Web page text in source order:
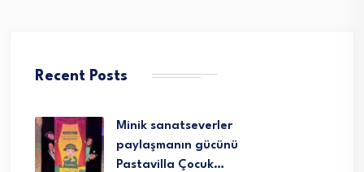
Recent Posts
Minik sanatseverler
paylaşmanın gücünü
Pastavilla Çocuk…